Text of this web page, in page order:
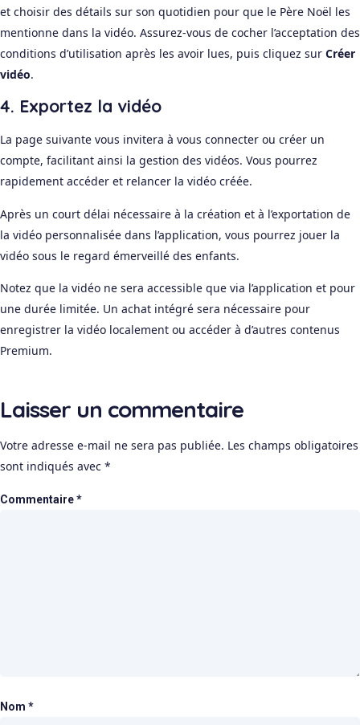
et choisir des détails sur son quotidien pour que le Père Noël les
mentionne dans la vidéo. Assurez-vous de cocher l’acceptation des
conditions d’utilisation après les avoir lues, puis cliquez sur Créer
vidéo.
4. Exportez la vidéo
La page suivante vous invitera à vous connecter ou créer un
compte, facilitant ainsi la gestion des vidéos. Vous pourrez
rapidement accéder et relancer la vidéo créée.
Après un court délai nécessaire à la création et à l’exportation de
la vidéo personnalisée dans l’application, vous pourrez jouer la
vidéo sous le regard émerveillé des enfants.
Notez que la vidéo ne sera accessible que via l’application et pour
une durée limitée. Un achat intégré sera nécessaire pour
enregistrer la vidéo localement ou accéder à d’autres contenus
Premium.
Laisser un commentaire
Votre adresse e-mail ne sera pas publiée. Les champs obligatoires
sont indiqués avec *
Commentaire*
Nom *